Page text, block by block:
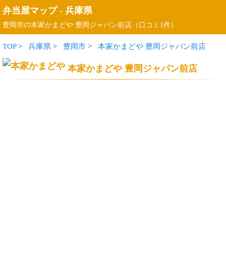
弁当屋マップ- 兵庫県
豊岡市の本家かまどや 豊岡ジャパン前店（口コミ1件）
TOP> 兵庫県 > 豊岡市 > 本家かまどや 豊岡ジャパン前店
本家かまどや 豊岡ジャパン前店